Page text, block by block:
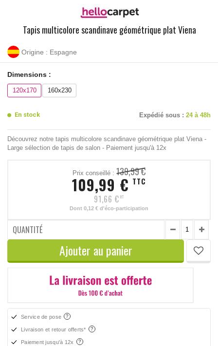
Tapis multicolore scandinave géométrique plat Viena
Origine : Espagne
Dimensions :
120x170 160x230
En stock Expédié sous : 24 à 48h
Découvrez notre tapis multicolore scandinave géométrique plat Viena -
Large sélection de tapis de salon - Paiement jusqu'à 12x
Prix conseillé : 139,99 €
109,99 € TTC
91,66 € HT
Dont 0,12 € d'éco-participation
QUANTITÉ
Ajouter au panier
Service de pose
Livraison et retour offerts*
Paiement jusqu'à 12x